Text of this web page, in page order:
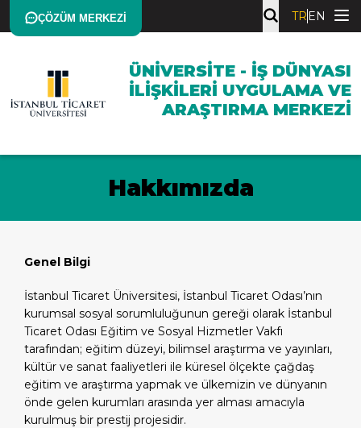
ÇÖZÜM MERKEZI TR EN
ÜNIVERSITE - İŞ DÜNYASI
İLIŞKILERI UYGULAMA VE
ARAŞTIRMA MERKEZI
Hakkımızda
Genel Bilgi
İstanbul Ticaret Üniversitesi, İstanbul Ticaret Odası’nın
kurumsal sosyal sorumluluğunun gereği olarak İstanbul
Ticaret Odası Eğitim ve Sosyal Hizmetler Vakfı
tarafından; eğitim düzeyi, bilimsel araştırma ve yayınları,
kültür ve sanat faaliyetleri ile küresel ölçekte çağdaş
eğitim ve araştırma yapmak ve ülkemizin ve dünyanın
önde gelen kurumları arasında yer alması amacıyla
kurulmuş bir prestij projesidir.